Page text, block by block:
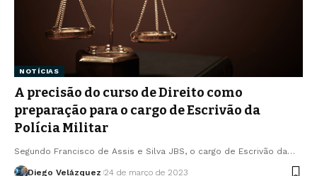
NOTÍCIAS
A precisão do curso de Direito como
preparação para o cargo de Escrivão da
Polícia Militar
Segundo Francisco de Assis e Silva JBS, o cargo de Escrivão da…
Diego Velázquez 24 de março de 2023